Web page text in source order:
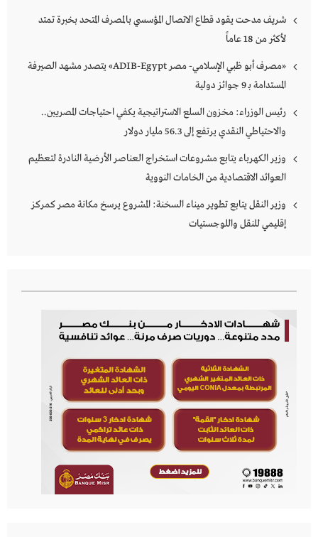
شريف مدحت يقود قطاع الاتصال المؤسسي بالمصرف المتحد بخبرة تمتد
لأكثر من 18 عاماً
«مصرف أبو ظبي الإسلامي- مصر ADIB-Egypt» يتصدر مشهد الصيرفة
المستدامة بـ 9 جوائز دولية
رئيس الوزراء: مخزون السلع الاستراتيجية يكفي احتياجات المصريين..
والاحتياطي النقدي يرتفع إلى 56.3 مليار دولار
وزير الكهرباء يتابع مشروعات استخراج العناصر الأرضية النادرة لتعظيم
العوائد الاقتصادية من الخامات النووية
وزير النقل يتابع تطوير ميناء السخنة: المشروع يرسخ مكانة مصر كمركز
إقليمي للنقل واللوجستيات